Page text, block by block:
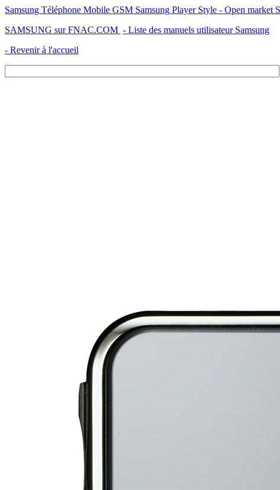
Samsung Téléphone Mobile GSM Samsung Player Style - Open
SAMSUNG sur FNAC.COM - Liste des manuels utilisateur Samsung
- Revenir à l'accueil